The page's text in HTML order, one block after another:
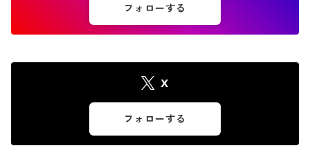
フォローする
X
フォローする